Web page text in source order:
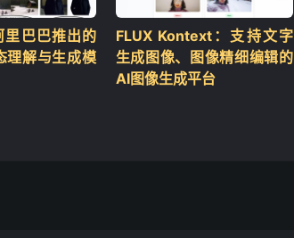
巴巴推出的
理解与生成模
FLUX Kontext：支持文字
生成图像、图像精细编辑的
AI图像生成平台